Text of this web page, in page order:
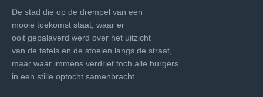
De stad die op de drempel van een
mooie toekomst staat; waar er
ooit gepalaverd werd over het uitzicht
van de tafels en de stoelen langs de straat,
maar waar immens verdriet toch alle burgers
in een stille optocht samenbracht.